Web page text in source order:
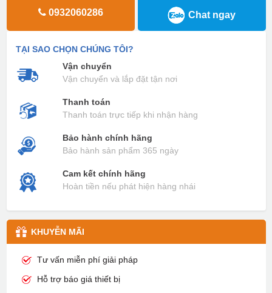
0932060286 Chat ngay
TẠI SAO CHỌN CHÚNG TÔI?
Vận chuyển
Vận chuyển và lắp đặt tận nơi
Thanh toán
Thanh toán trực tiếp khi nhận hàng
Bảo hành chính hãng
Bảo hành sản phẩm 365 ngày
Cam kết chính hãng
Hoàn tiền nếu phát hiện hàng nhái
KHUYỄN MÃI
Tư vấn miễn phí giải pháp
Hỗ trợ báo giá thiết bị